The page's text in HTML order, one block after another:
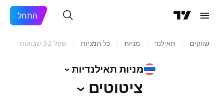
התחל
שווקים תאילנד מניות‏ כל המניות שפל 52 שבועות
מניות תאילנדיות
ציטוטים